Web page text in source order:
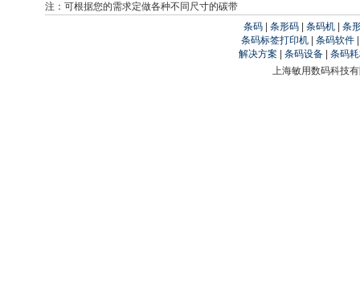
注：可根据您的需求定做各种不同尺寸的碳带
条码 |条形码 |条码机 |条
条码标签打印机
条码软件
解决方案
|条码设备 |条码
上海敏用数码科技